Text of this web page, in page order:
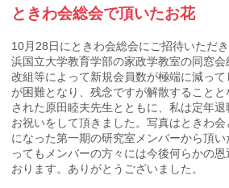
ときわ会総会で頂いたお花
10月28日にときわ会総会にご招待いただ
浜国立大学教育学部の家政学教室の同窓
改組等によって新規会員数が極端に減っ
が困難となり、残念ですが解散すること
された原田睦夫先生とともに、私は定年
お祝いをして頂きました。写真はときわ
になった第一期の研究室メンバーから頂
ってもメンバーの方々には今後何らかの
おります。ありがとうございました。